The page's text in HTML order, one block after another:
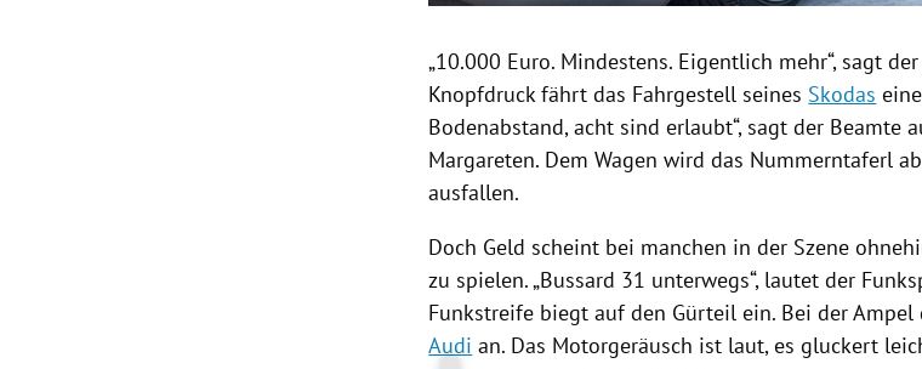
„10.000 Euro. Mindestens. Eigentlich mehr“, sagt
Knopfdruck fährt das Fahrgestell seines Skodas
Bodenabstand, acht sind erlaubt“, sagt der Beamte
Margareten. Dem Wagen wird das Nummerntaferl
ausfallen.
Doch Geld scheint bei manchen in der Szene
zu spielen. „Bussard 31 unterwegs“, lautet der
Funkstreife biegt auf den Gürteil ein. Bei der
Audi an. Das Motorgeräusch ist laut, es gluckert